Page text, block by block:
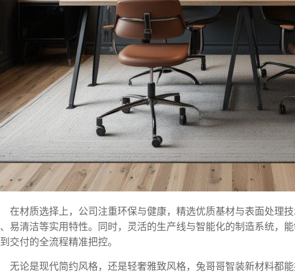
在材质选择上，公司注重环保与健康，精选优质基材与表面处理
易清洁等实用特性。同时，灵活的生产线与智能化的制造系统，
交付的全流程精准把控。
无论是现代简约风格，还是轻奢雅致风格，兔哥哥智装新材料都